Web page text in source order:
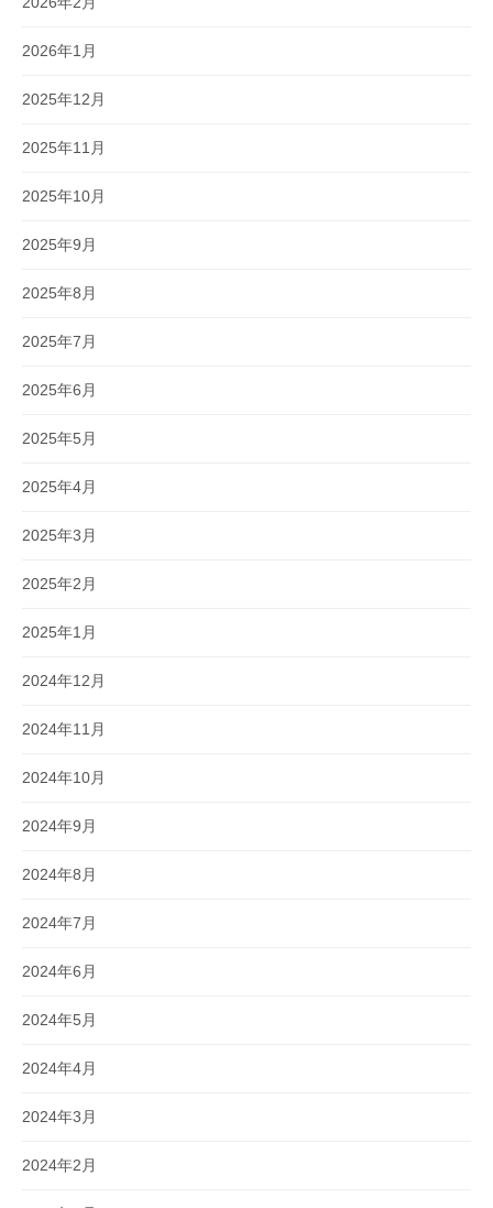
2026年1月
2025年12月
2025年11月
2025年10月
2025年9月
2025年8月
2025年7月
2025年6月
2025年5月
2025年4月
2025年3月
2025年2月
2025年1月
2024年12月
2024年11月
2024年10月
2024年9月
2024年8月
2024年7月
2024年6月
2024年5月
2024年4月
2024年3月
2024年2月